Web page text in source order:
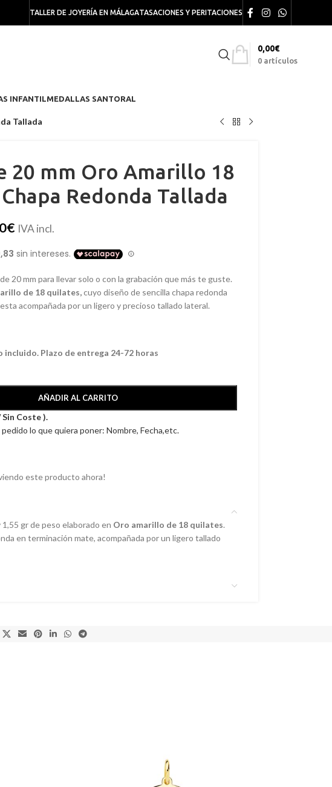
TALLER DE JOYERÍA EN MÁLAGATASACIONES Y PERITACIONES
0 artículos
0,00€
INFANTILMEDALLAS SANTORAL
Tallada
20 mm Oro Amarillo 18
Redonda Tallada
€ IVA incl.
20 mm para llevar solo o con la grabación que más te guste.
de 18 quilates,cuyo diseño de sencilla chapa redonda
acompañada por un ligero y precioso tallado lateral.
incluido. Plazo de entrega 24-72 horas
AÑADIR AL CARRITO
Coste ).
lo que quiera poner: Nombre, Fecha,etc.
este producto ahora!
gr de peso elaborado en Oro amarillo de 18 quilates.
en terminación mate, acompañada por un ligero tallado